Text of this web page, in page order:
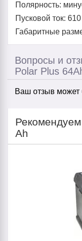
Полярность:
Пусковой ток: 610
Габаритные
Вопросы и
Polar Plus
Ваш отзыв
Ah